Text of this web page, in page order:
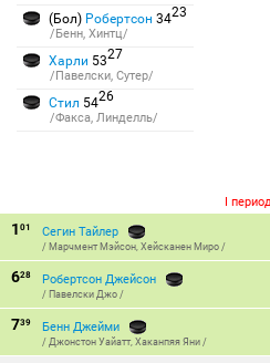
(Бол) Робертсон 3423
/Бенн, Хинтц/
Харли 5327
/Павелски, Сутер/
Стил 5426
/Факса, Линделль/
I
1 01 Сегин Тайлер
/ Марчмент Мэйсон, Хейсканен Миро /
628 Робертсон Джейсон
/ Павелски Джо /
739 Бенн Джейми
/ Джонстон Уайатт, Хаканпяя Яни /